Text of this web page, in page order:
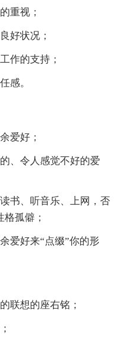
重视；
好状况；
作的支持；
感。
爱好；
、令人感觉不好的爱
书、听音乐、上网，否
孤僻；
爱好来“点缀”你的形
联想的座右铭；